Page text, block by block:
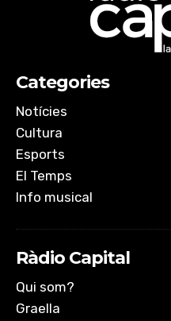
Categories
Notícies
Cultura
Esports
El Temps
Info musical
Ràdio Capital
Qui som?
Graella